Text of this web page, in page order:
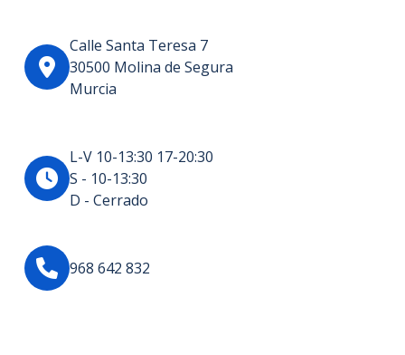
Calle Santa Teresa 7
30500 Molina de Segura
Murcia
L-V 10-13:30 17-20:30
S - 10-13:30
D - Cerrado
968 642 832